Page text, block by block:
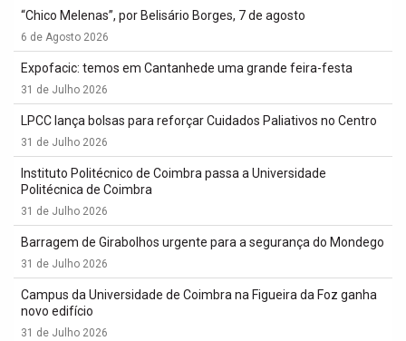
“Chico Melenas”, por Belisário Borges, 7 de agosto
6 de Agosto 2026
Expofacic: temos em Cantanhede uma grande feira-festa
31 de Julho 2026
LPCC lança bolsas para reforçar Cuidados Paliativos no Centro
31 de Julho 2026
Instituto Politécnico de Coimbra passa a Universidade
Politécnica de Coimbra
31 de Julho 2026
Barragem de Girabolhos urgente para a segurança do Mondego
31 de Julho 2026
Campus da Universidade de Coimbra na Figueira da Foz ganha
novo edifício
31 de Julho 2026